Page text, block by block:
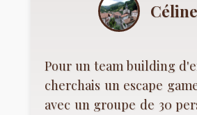
Pour un team building
cherchais un escape
avec un groupe de 30